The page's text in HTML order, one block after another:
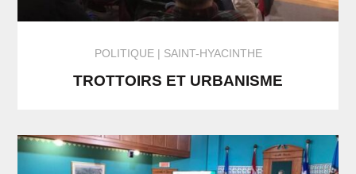
POLITIQUE SAINT-HYACINTHE
TROTTOIRS ET URBANISME